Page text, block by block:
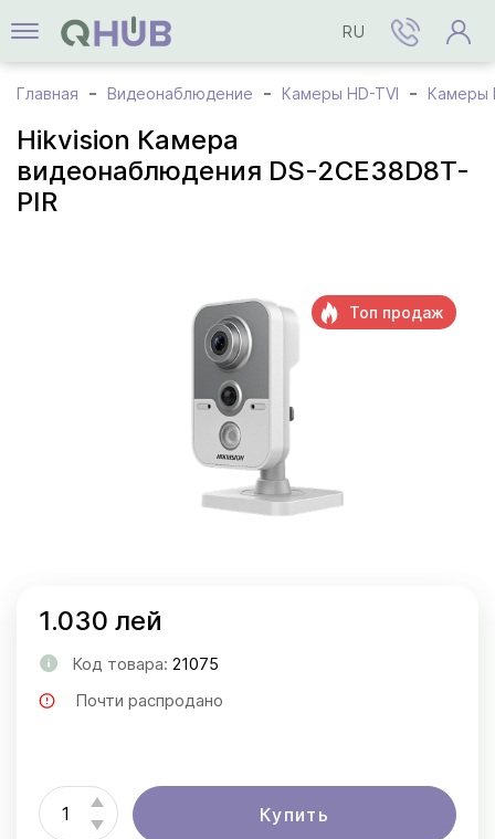
RU
Главная Видеонаблюдение Камеры HD-TVI Камеры
Hikvision Камера
видеонаблюдения DS-2CE38D8T-
PIR
Топ продаж
1.030 лей
Код товара: 21075
Почти распродано
Купить